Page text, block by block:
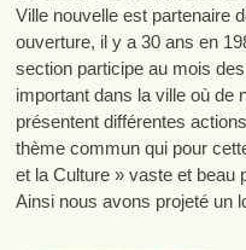
Ville nouvelle est partenaire
ouverture, il y a 30 ans en
section participe au mois
important dans la ville où de
présentent différentes
thème commun qui pour
et la Culture » vaste et beau
Ainsi nous avons projeté un